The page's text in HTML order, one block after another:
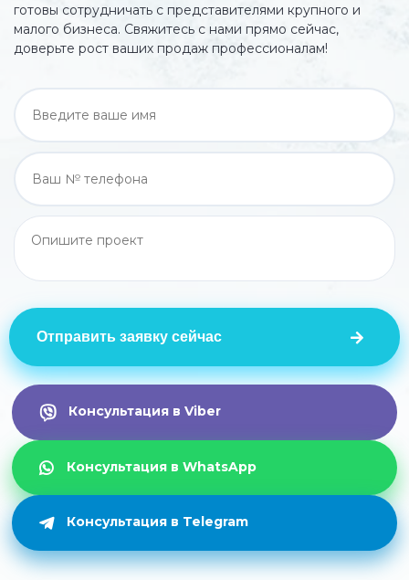
готовы сотрудничать с представителями крупного и
малого бизнеса. Свяжитесь с нами прямо сейчас,
доверьте рост ваших продаж профессионалам!
Отправить заявку сейчас
Консультация в Viber
Консультация в WhatsApp
Консультация в Telegram